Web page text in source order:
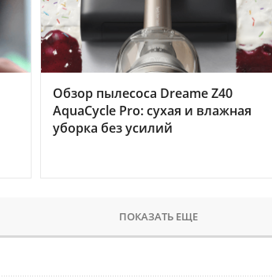
Обзор пылесоса Dreame Z40
AquaCycle Pro: сухая и влажная
уборка без усилий
ПОКАЗАТЬ ЕЩЕ